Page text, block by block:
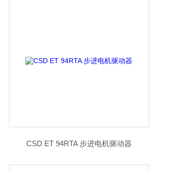
CSD ET 94RTA 步进电机驱动器